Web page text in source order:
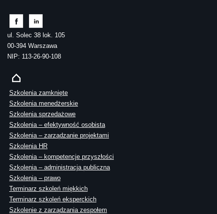
ul. Solec 38 lok. 105
00-394 Warszawa
NIP: 113-26-90-108
Szkolenia zamknięte
Szkolenia menedżerskie
Szkolenia sprzedażowe
Szkolenia – efektywność osobista
Szkolenia – zarządzanie projektami
Szkolenia HR
Szkolenia – kompetencje przyszłości
Szkolenia – administracja publiczna
Szkolenia – prawo
Terminarz szkoleń miękkich
Terminarz szkoleń eksperckich
Szkolenie z zarządzania zespołem